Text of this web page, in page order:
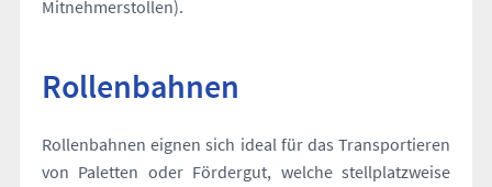
Mitnehmerstollen).
Rollenbahnen
Rollenbahnen eignen sich ideal für das Transportieren
von Paletten oder Fördergut, welche stellplatzweise